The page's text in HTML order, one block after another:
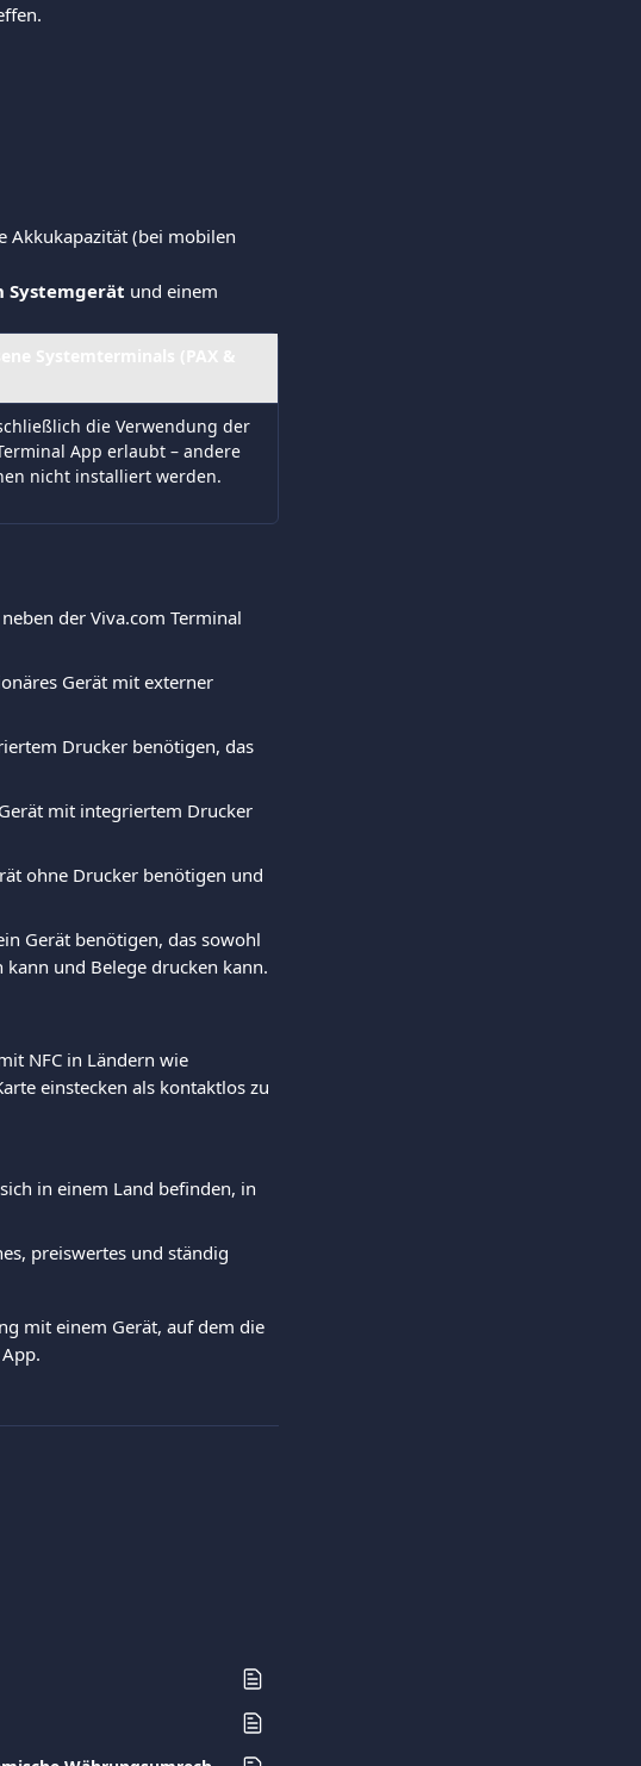
Akkukapazität (bei mobilen
Systemgerät und einem
die Verwendung der
App erlaubt – andere
nicht installiert werden.
der Viva.com Terminal
Gerät mit externer
Drucker benötigen, das
mit integriertem Drucker
ohne Drucker benötigen und
Gerät benötigen, das sowohl
kann und Belege drucken kann.
NFC in Ländern wie
einstecken als kontaktlos zu
in einem Land befinden, in
preiswertes und ständig
mit einem Gerät, auf dem die